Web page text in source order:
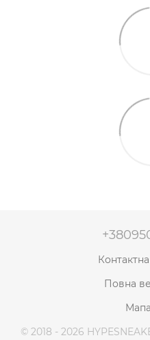
Повна
© 2018 - 2026